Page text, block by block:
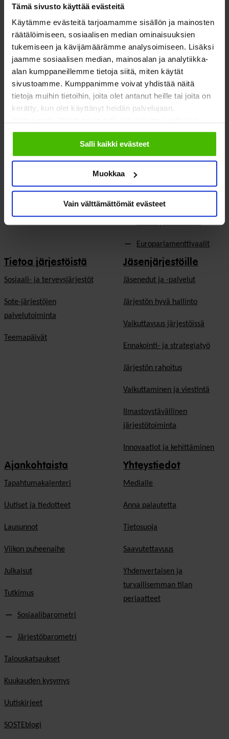
Tämä sivusto käyttää evästeitä
Käytämme evästeitä tarjoamamme sisällön ja mainosten
räätälöimiseen, sosiaalisen median ominaisuuksien
tukemiseen ja kävijämäärämme analysoimiseen. Lisäksi
jaamme sosiaalisen median, mainosalan ja analytiikka-
alan kumppaneillemme tietoja siitä, miten käytät
sivustoamme. Kumppanimme voivat yhdistää näitä
tietoja muihin tietoihin, joita olet antanut heille tai joita on
kerätty, kun olet käyttänyt heidän palvelujaan.
evästeisiin.
Salli kaikki evästeet
Muokkaa
Vain välttämättömät evästeet
Hae jäseneksi
Verkostot
Varaa kokoustila
Yhteistyökumppaniksi
På Svenska
In English
toimintaedellytykset
Hyvinvoinnin ja terveyden
edistäminen
Sosiaali- ja terveyspalvelut
Toimeentulo
Työllisyys
Ilmastonmuutos
EU & kansainvälinen työ
Vaalit
Eduskuntavaalit
Europarlamenttivaalit
Tietoa järjestöistä
Sosiaali- ja terveysjärjestöt
Sote-järjestöjen
palvelutoiminta
Teemapäivät
Jäsenjärjestöille
Jäsen­edut ja -palvelut
Järjestön hyvä hallinto
Vaikuttavuus järjestöissä
Ennakointi- ja strategiatyö
Järjestön rahoitus
Vaikuttaminen ja viestintä
Ilmastoystävällinen
järjestötoiminta
Innovaatiot ja kehittäminen
Ajankohtaista
Tapahtumakalenteri
Uutiset ja tiedotteet
Lausunnot
Viikon puheenaihe
Julkaisut
Tutkimus
Sosiaalibarometri
Järjestöbarometri
Talouskatsaukset
Kuukauden kysymys
Uutiskirjeet
SOSTEblogi
Yhteystiedot
Medialle
Anna palautetta
Tietosuoja
Saavutettavuus
Yhdenvertaisen ja
turvallisemman tilan
periaatteet